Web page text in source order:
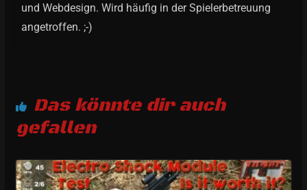
und Webdesign. Wird häufig in der Spielerbetreuung
angetroffen. ;-)
Das könnte dir auch
gefallen